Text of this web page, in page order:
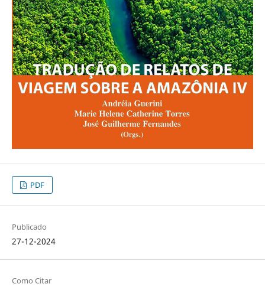
PDF
Publicado
27-12-2024
Como Citar